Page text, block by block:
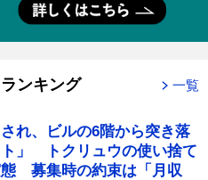
ンキング 一覧
れ、ビルの6階から突き落
」 トクリュウの使い捨て
募集時の約束は「月収